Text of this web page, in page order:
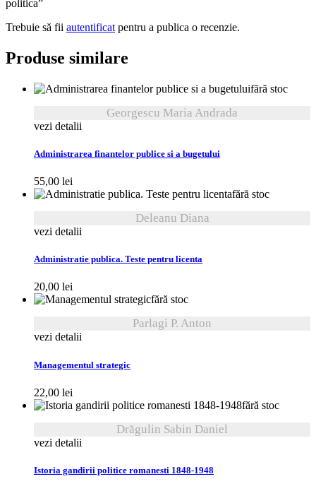
politica”
Trebuie să fii autentificat pentru a publica o recenzie.
Produse similare
fără stoc
Georgescu Maria Andrada
vezi detalii
Administrarea finantelor publice si a bugetului
55,00 lei
fără stoc
Deleanu Diana
vezi detalii
Administratie publica. Teste pentru licenta
20,00 lei
fără stoc
Parlagi P. Anton
vezi detalii
Managementul strategic
22,00 lei
fără stoc
Drăgulin Sabin Daniel
vezi detalii
Istoria gandirii politice romanesti 1848-1948